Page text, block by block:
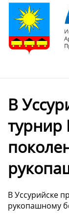
В
турнир
В Уссурийске
рукопашному